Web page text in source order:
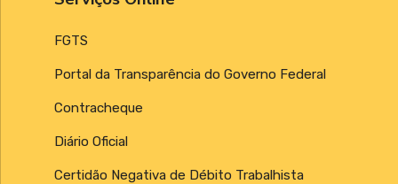
FGTS
Portal da Transparência do Governo Federal
Contracheque
Diário Oficial
Certidão Negativa de Débito Trabalhista